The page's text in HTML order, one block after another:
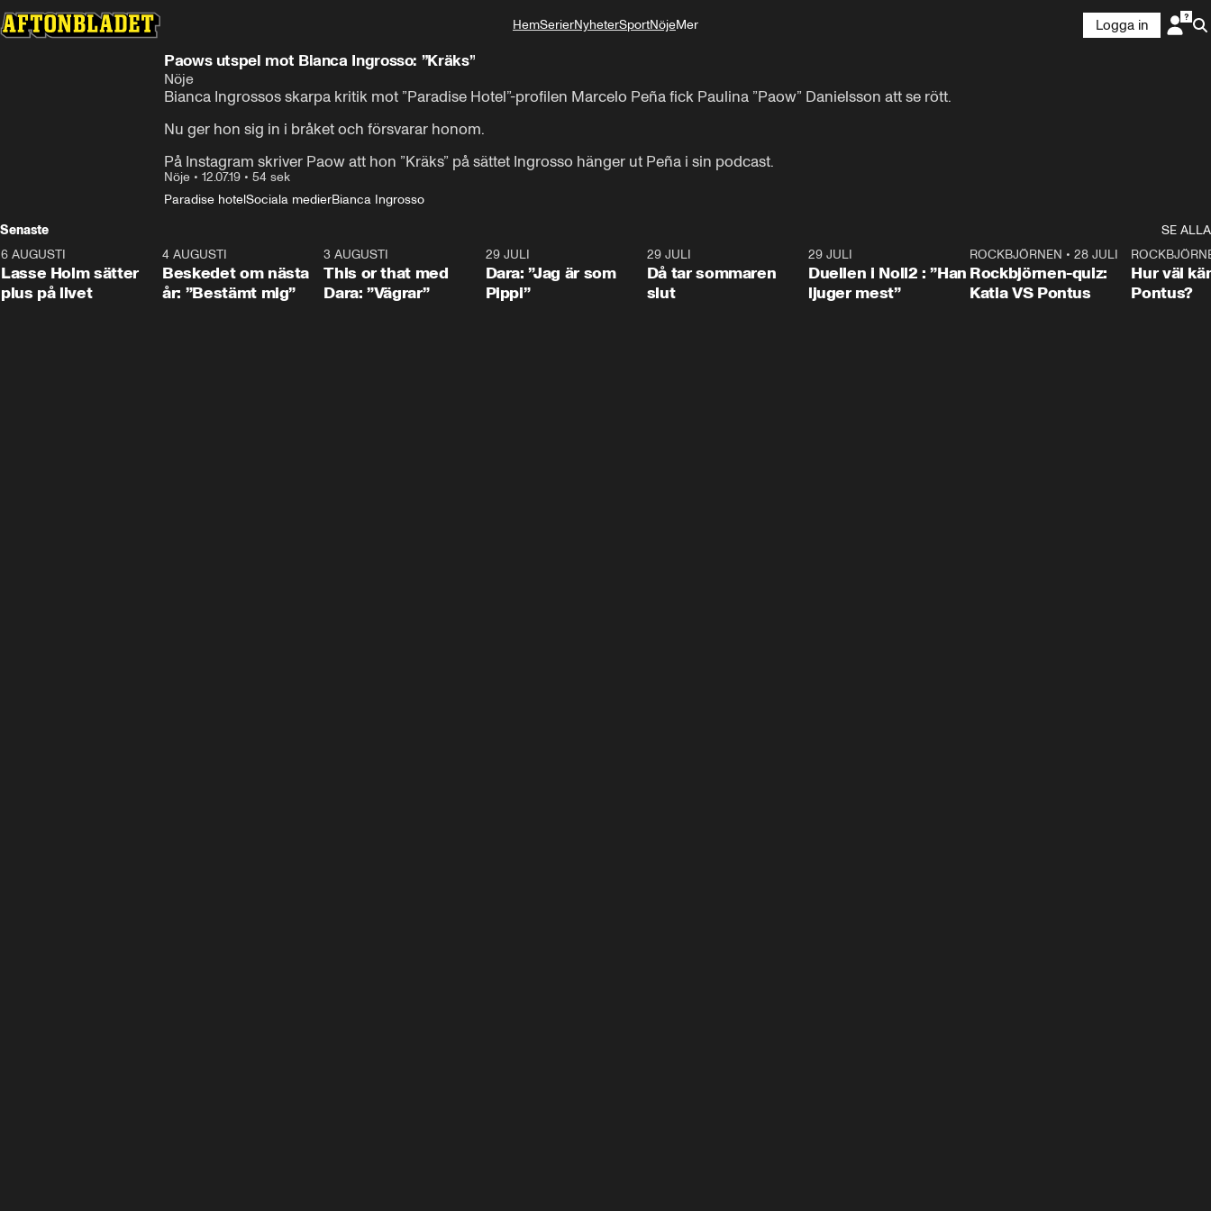
HemSerierNyheterSportNöjeMer
Logga in
Paows utspel mot Bianca Ingrosso: ”Kräks”
Nöje
Bianca Ingrossos skarpa kritik mot ”Paradise Hotel”-profilen Marcelo Peña fick Paulina ”Paow” Danielsson att se rött.
Nu ger hon sig in i bråket och försvarar honom.
På Instagram skriver Paow att hon ”Kräks” på sättet Ingrosso hänger ut Peña i sin podcast.
Nöje • 12.07.19 • 54 sek
Paradise hotelSociala medierBianca Ingrosso
Senaste
SE ALLA
1:04
6 AUGUSTI
Lasse Holm sätter
plus på livet
0:24
4 AUGUSTI
Beskedet om nästa
år: ”Bestämt mig”
3 AUGUSTI
This or that med
Dara: ”Vägrar”
29 JULI
Dara: ”Jag är som
Pippi”
29 JULI
Då tar sommaren
slut
29 JULI
Duellen i Noll2 : ”Han
ljuger mest”
0:15
ROCKBJÖRNEN •28 JULI
Rockbjörnen-quiz:
Katia VS Pontus
Hur väl
Pontus?